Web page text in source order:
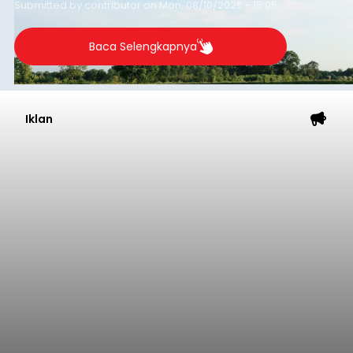
Submitted by contributor on Mon, 08/10/2026 - 15:05
Baca Selengkapnya
Iklan